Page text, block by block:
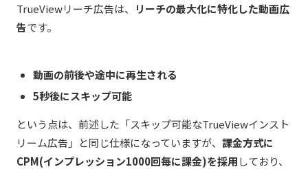
TrueViewリーチ広告は、
リーチの最大化に特化した動画広
告です。
動画の前後や途中に再生される
5秒後にスキップ可能
という点は、前述した「スキップ可能なTrueViewインスト
リーム広告」と同じ仕様になっていますが、 課金方式に
CPM(インプレッション1000回毎に課金)を採用しており、